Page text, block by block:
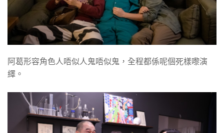
阿葛形容角色人唔似人鬼唔似鬼，全程都係呢個死樣嚟演
繹。